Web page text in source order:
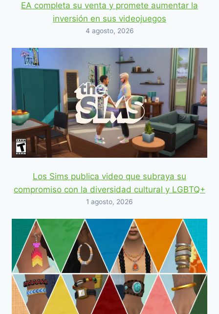
EA completa su venta y promete aumentar la
inversión en sus videojuegos
4 agosto, 2026
Los Sims publica video que subraya su
compromiso con la diversidad cultural y LGBTQ+
1 agosto, 2026